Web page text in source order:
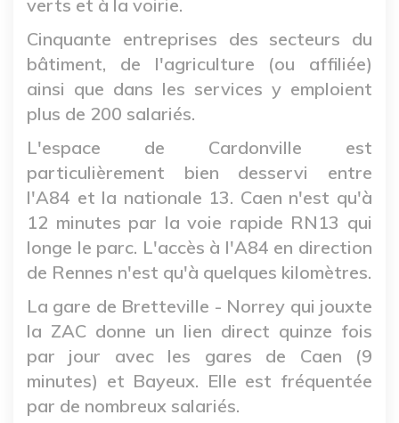
verts et à la voirie.
Cinquante entreprises des secteurs du
bâtiment, de l'agriculture (ou affiliée)
ainsi que dans les services y emploient
plus de 200 salariés.
L'espace de Cardonville est
particulièrement bien desservi entre
l'A84 et la nationale 13. Caen n'est qu'à
12 minutes par la voie rapide RN13 qui
longe le parc. L'accès à l'A84 en direction
de Rennes n'est qu'à quelques kilomètres.
La gare de Bretteville - Norrey qui jouxte
la ZAC donne un lien direct quinze fois
par jour avec les gares de Caen (9
minutes) et Bayeux. Elle est fréquentée
par de nombreux salariés.